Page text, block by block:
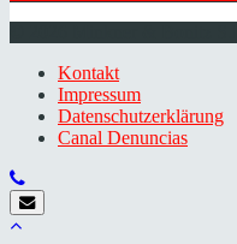
Kontakt
Impressum
Datenschutzerklärung
Canal Denuncias